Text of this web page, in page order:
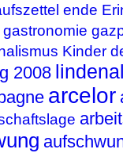
ende
gastronomie
Kinder
2008
arcelor